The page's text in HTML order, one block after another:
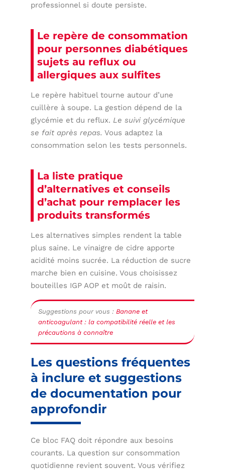
professionnel si doute persiste.
Le repère de consommation
pour personnes diabétiques
sujets au reflux ou
allergiques aux sulfites
Le repère habituel tourne autour d’une
cuillère à soupe. La gestion dépend de la
glycémie et du reflux.Le suivi glycémique
se fait après repas. Vous adaptez la
consommation selon les tests personnels.
La liste pratique
d’alternatives et conseils
d’achat pour remplacer les
produits transformés
Les alternatives simples rendent la table
plus saine. Le vinaigre de cidre apporte
acidité moins sucrée. La réduction de sucre
marche bien en cuisine. Vous choisissez
bouteilles IGP AOP et moût de raisin.
Suggestions pour vous :Banane et
anticoagulant : la compatibilité réelle et les
précautions à connaître
Les questions fréquentes
à inclure et suggestions
de documentation pour
approfondir
Ce bloc FAQ doit répondre aux besoins
courants. La question sur consommation
quotidienne revient souvent. Vous vérifiez